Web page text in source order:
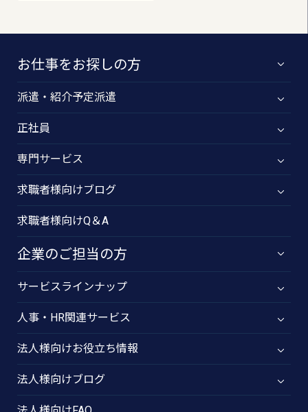
お仕事をお探しの方
派遣・紹介予定派遣
正社員
専門サービス
求職者様向けブログ
求職者様向けQ＆A
企業のご担当の方
サービスラインナップ
人事・HR関連サービス
法人様向けお役立ち情報
法人様向けブログ